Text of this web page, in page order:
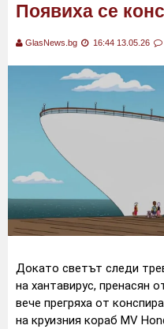
Появиха се
GlasNews.bg 16:44 13.05.26
Докато светът следи
на хантавирус, пренасян
вече прегряха от
на круизния кораб MV